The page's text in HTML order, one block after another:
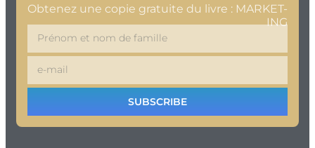
Obtenez une copie gratuite du livre : MARKET-
ING
SUBSCRIBE